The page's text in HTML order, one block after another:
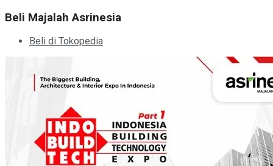
Beli Majalah Asrinesia
Beli di Tokopedia